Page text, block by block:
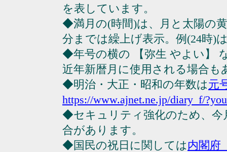
を表しています。
◆満月の(時間)は、月と太陽の
分までは繰上げ表示。例(24時)
◆年号の横の 【弥生 やよい】
近年新暦月に使用される場合も
◆明治・大正・昭和の年数は元
https://www.ajnet.ne.jp/diary_f/
◆セキュリティ強化のため、今
合があります。
◆国民の祝日に関しては内閣府